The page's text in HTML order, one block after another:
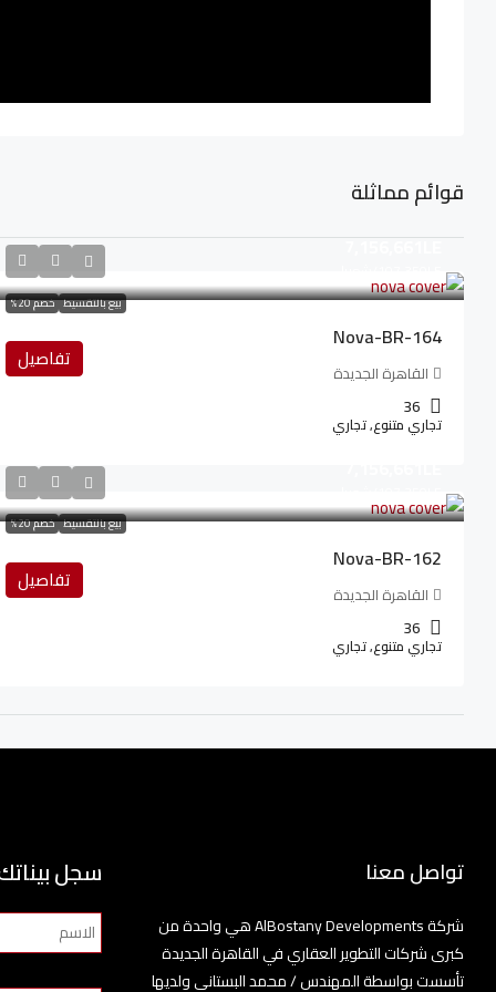
قوائم مماثلة
بيع بالتقسيط خصم 20%
7,156,661LE
Nova-BR-164
القاهرة الجديدة
36
تجاري متنوع, تجاري
تفاصيل
بيع بالتقسيط خصم 20%
Nova-BR-162
القاهرة الجديدة
36
تجاري متنوع, تجاري
تفاصيل
تواصل معنا
شركة AlBostany Developments هي واحدة من
كبرى شركات التطوير العقاري في القاهرة الجديدة
تأسست بواسطة المهندس / محمد البستاني ولديها
سجل